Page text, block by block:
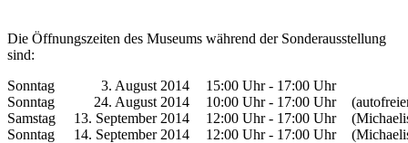
Die Öffnungszeiten des Museums während der Sonderausstellung
sind:
Sonntag
3. August 2014
15:00 Uhr - 17:00 Uhr
Sonntag
24. August 2014 10:00 Uhr - 17:00 Uhr
Samstag
13. September 2014 12:00 Uhr - 17:00 Uhr
Sonntag
14. September 2014 12:00 Uhr - 17:00 Uhr